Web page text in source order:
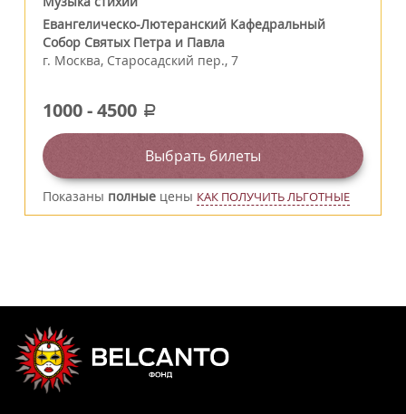
Евангелическо-Лютеранский Кафедральный
Собор Святых Петра и Павла
г. Москва, Старосадский пер., 7
1000-4500 a
Выбрать билеты
Показаны полные цены КАК ПОЛУЧИТЬ ЛЬГОТНЫЕ